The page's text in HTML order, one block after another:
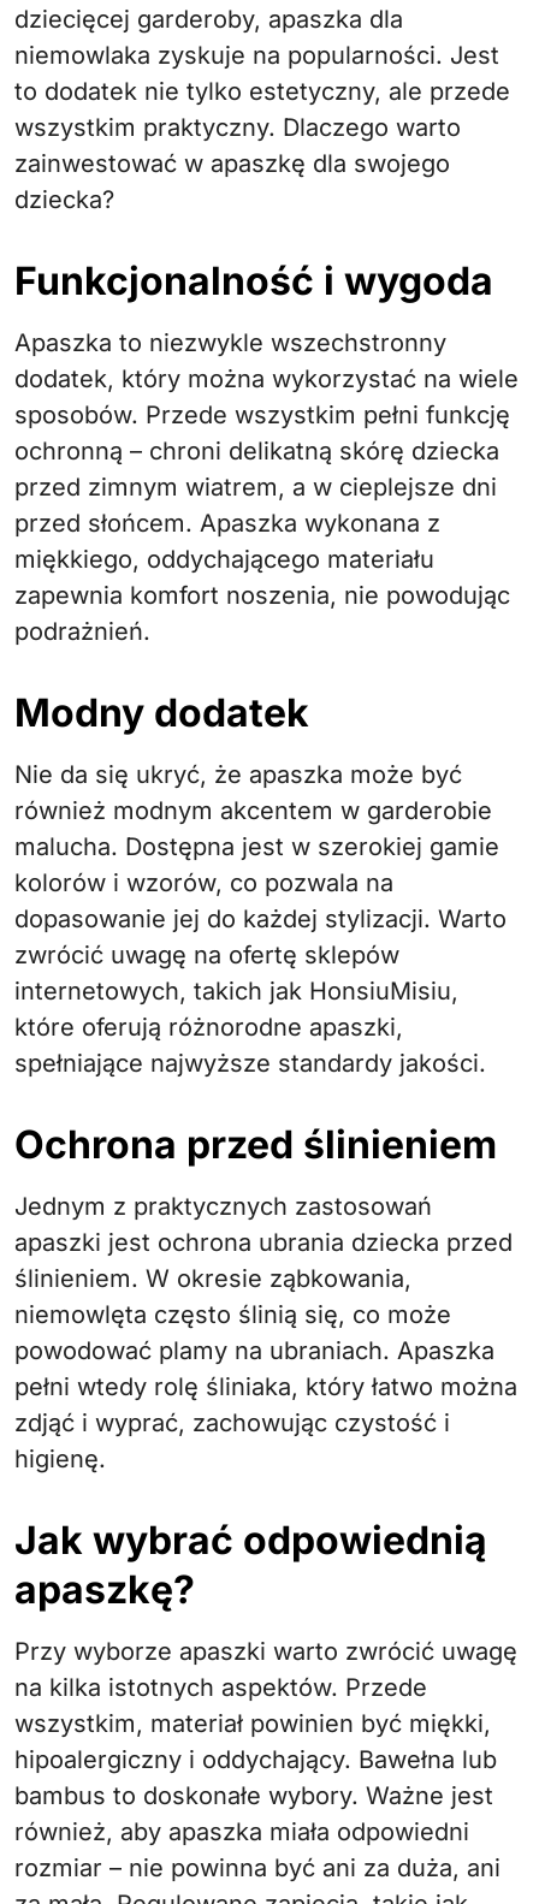
dziecięcej garderoby, apaszka dla
niemowlaka zyskuje na popularności. Jest
to dodatek nie tylko estetyczny, ale przede
wszystkim praktyczny. Dlaczego warto
zainwestować w apaszkę dla swojego
dziecka?
Funkcjonalność i wygoda
Apaszka to niezwykle wszechstronny
dodatek, który można wykorzystać na wiele
sposobów. Przede wszystkim pełni funkcję
ochronną – chroni delikatną skórę dziecka
przed zimnym wiatrem, a w cieplejsze dni
przed słońcem. Apaszka wykonana z
miękkiego, oddychającego materiału
zapewnia komfort noszenia, nie powodując
podrażnień.
Modny dodatek
Nie da się ukryć, że apaszka może być
również modnym akcentem w garderobie
malucha. Dostępna jest w szerokiej gamie
kolorów i wzorów, co pozwala na
dopasowanie jej do każdej stylizacji. Warto
zwrócić uwagę na ofertę sklepów
internetowych, takich jak HonsiuMisiu,
które oferują różnorodne apaszki,
spełniające najwyższe standardy jakości.
Ochrona przed ślinieniem
Jednym z praktycznych zastosowań
apaszki jest ochrona ubrania dziecka przed
ślinieniem. W okresie ząbkowania,
niemowlęta często ślinią się, co może
powodować plamy na ubraniach. Apaszka
pełni wtedy rolę śliniaka, który łatwo można
zdjąć i wyprać, zachowując czystość i
higienę.
Jak wybrać odpowiednią
apaszkę?
Przy wyborze apaszki warto zwrócić uwagę
na kilka istotnych aspektów. Przede
wszystkim, materiał powinien być miękki,
hipoalergiczny i oddychający. Bawełna lub
bambus to doskonałe wybory. Ważne jest
również, aby apaszka miała odpowiedni
rozmiar – nie powinna być ani za duża, ani